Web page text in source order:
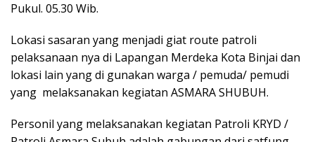
Pukul. 05.30 Wib.
Lokasi sasaran yang menjadi giat route patroli
pelaksanaan nya di Lapangan Merdeka Kota Binjai dan
lokasi lain yang di gunakan warga / pemuda/ pemudi
yang melaksanakan kegiatan ASMARA SHUBUH.
Personil yang melaksanakan kegiatan Patroli KRYD /